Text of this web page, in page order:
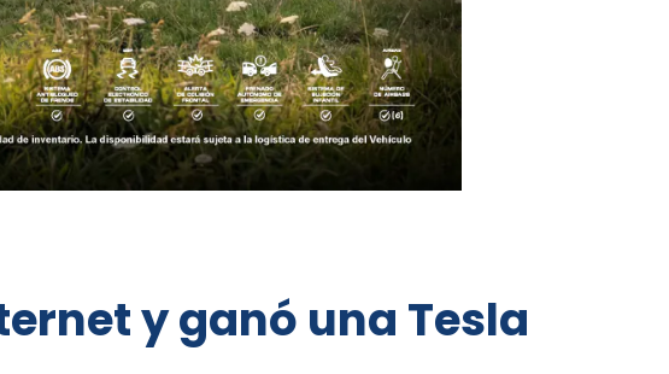
y ganó una Tesla